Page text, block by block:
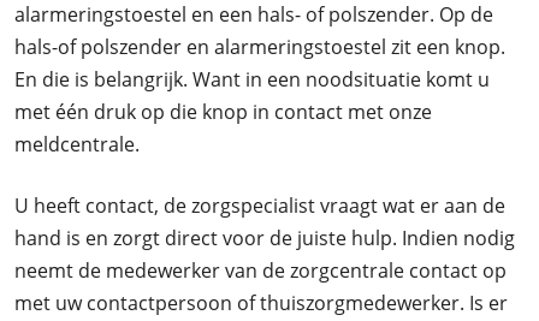
alarmeringstoestel en een hals- of polszender. Op de
hals-of polszender en alarmeringstoestel zit een knop.
En die is belangrijk. Want in een noodsituatie komt u
met één druk op die knop in contact met onze
meldcentrale.
U heeft contact, de zorgspecialist vraagt wat er aan de
hand is en zorgt direct voor de juiste hulp. Indien nodig
neemt de medewerker van de zorgcentrale contact op
met uw contactpersoon of thuiszorgmedewerker. Is er